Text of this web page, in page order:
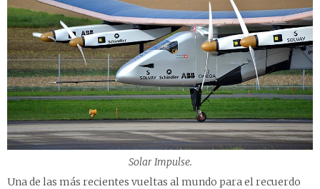
Solar Impulse.
Una de las más recientes vueltas al mundo para el recuerdo